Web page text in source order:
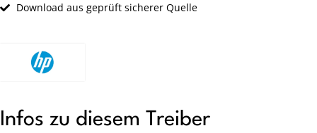
Download aus geprüft sicherer Quelle
Infos zu diesem Treiber